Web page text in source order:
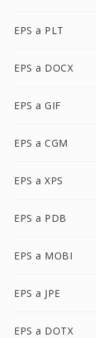
EPS a PLT
EPS a DOCX
EPS a GIF
EPS a CGM
EPS a XPS
EPS a PDB
EPS a MOBI
EPS a JPE
EPS a DOTX